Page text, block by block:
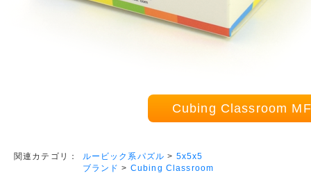
Cubing Classroom
関連カテゴリ： ルービック系パズル > 5x5x5
ブランド > Cubing Classroom